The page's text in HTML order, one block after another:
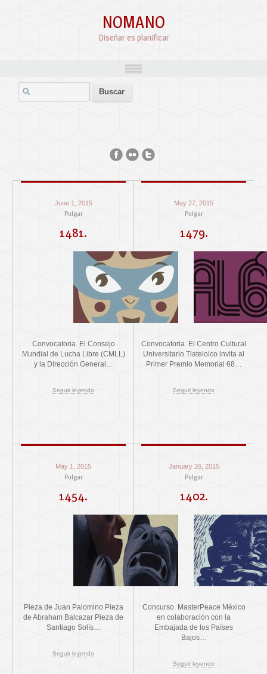
NOMANO
Diseñar es planificar
June 1, 2015
Pulgar
1481.
Convocatoria. El Consejo
Mundial de Lucha Libre (CMLL)
y la Dirección General…
Seguir leyendo
May 27, 2015
Pulgar
1479.
Convocatoria. El Centro Cultural
Universitario Tlatelolco invita al
Primer Premio Memorial 68…
Seguir leyendo
May 1, 2015
Pulgar
1454.
Pieza de Juan Palomino Pieza
de Abraham Balcazar Pieza de
Santiago Solís…
Seguir leyendo
January 26, 2015
Pulgar
1402.
Concurso. MasterPeace México
en colaboración con la
Embajada de los Países
Bajos…
Seguir leyendo